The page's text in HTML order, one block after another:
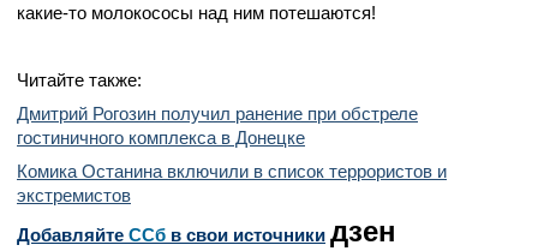
какие-то молокососы над ним потешаются!
Читайте также:
Дмитрий Рогозин получил ранение при обстреле
гостиничного комплекса в Донецке
Комика Останина включили в список террористов и
экстремистов
Добавляйте CСб в свои источники дзен